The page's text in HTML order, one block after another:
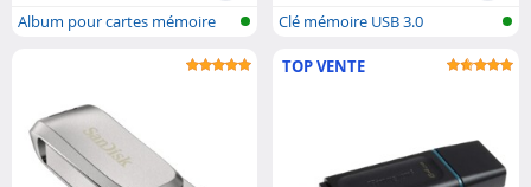
Album pour cartes mémoire
Clé mémoire USB 3.0
TOP VENTE